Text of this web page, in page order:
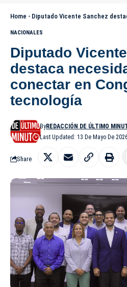
Home - Diputado Vicente Sanchez destaca necesidad
NACIONALES
Diputado
destaca
conectar en
tecnología
Last Updated: 13 De Mayo De
ByREDACCIÓN DE ÚLTIMO
Share